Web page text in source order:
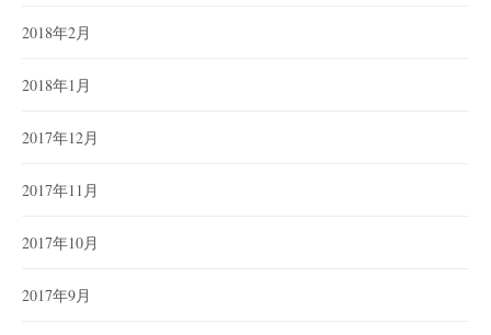
2018年2月
2018年1月
2017年12月
2017年11月
2017年10月
2017年9月